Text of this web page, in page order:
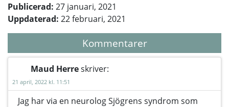
Publicerad: 27 januari, 2021
Uppdaterad: 22 februari, 2021
Kommentarer
Maud Herreskriver:
21 april, 2022 kl. 11:51
Jag har via en neurolog Sjögrens syndrom som